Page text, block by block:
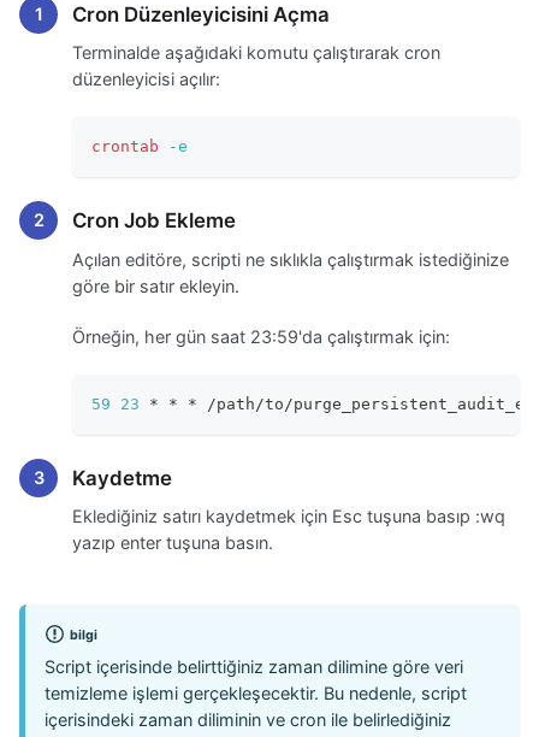
Cron Düzenleyicisini Açma
Terminalde aşağıdaki komutu çalıştırarak cron
düzenleyicisi açılır:
crontab -e
Cron Job Ekleme
Açılan editöre, scripti ne sıklıkla çalıştırmak istediğinize
göre bir satır ekleyin.
Örneğin, her gün saat 23:59'da çalıştırmak için:
59 23 * * * /path/to/
Kaydetme
Eklediğiniz satırı kaydetmek için Esc tuşuna basıp :wq
yazıp enter tuşuna basın.
bilgi
Script içerisinde belirttiğiniz zaman dilimine göre veri
temizleme işlemi gerçekleşecektir. Bu nedenle, script
içerisindeki zaman diliminin ve cron ile belirlediğiniz